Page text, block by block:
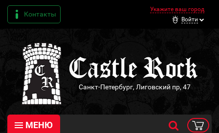
Контакты
Укажите ваш город
Войти
Санкт-Петербург, Лиговский пр, 47
МЕНЮ